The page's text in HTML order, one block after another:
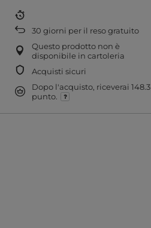
30 giorni per il reso gratuito
Questo prodotto non è
disponibile in cartoleria
Acquisti sicuri
Dopo l'acquisto, riceverai 148.3
punto.